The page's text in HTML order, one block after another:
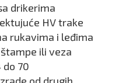
drikerima
HV trake
rukavima i leđima
ili veza
do 70